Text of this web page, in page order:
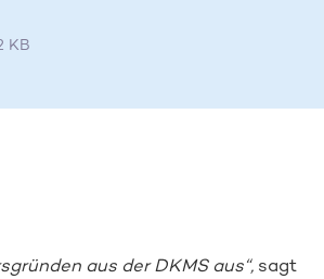
KB
aus der DKMS aus“,sagt